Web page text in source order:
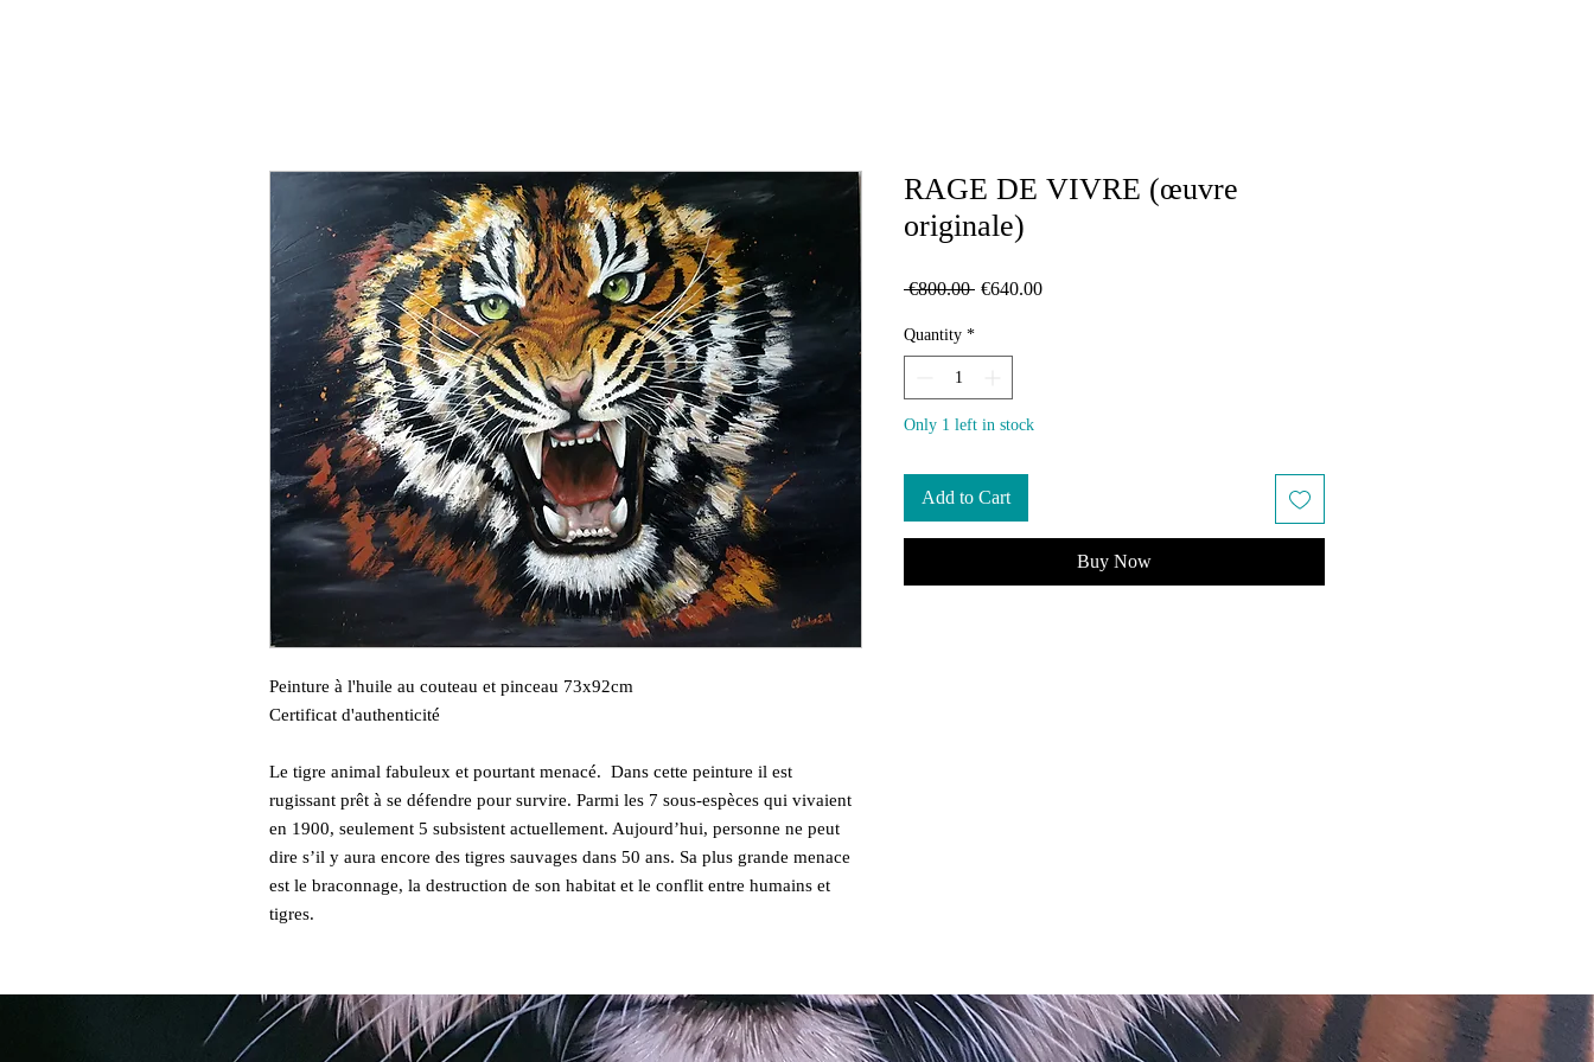
Peinture à l'huile au couteau et pinceau 73x92cm
Certificat d'authenticité
Le tigre animal fabuleux et pourtant menacé. Dans cette peinture il est
rugissant prêt à se défendre pour survire. Parmi les 7 sous-espèces qui vivaient
en 1900, seulement 5 subsistent actuellement. Aujourd’hui, personne ne peut
dire s’il y aura encore des tigres sauvages dans 50 ans. Sa plus grande menace
est le braconnage, la destruction de son habitat et le conflit entre humains et
tigres.
RAGE DE VIVRE (œuvre
originale)
€800.00 Regular
€640.00Sale
Quantity *
Only 1 left in stock
Add to Cart
Buy Now